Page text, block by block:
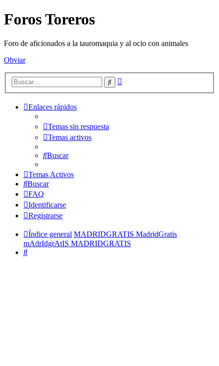
Foros Toreros
Foro de aficionados a la tauromaquia y al ocio con animales
Obviar
Buscar
Enlaces rápidos
Temas sin respuesta
Temas activos
Buscar
Temas Activos
Buscar
FAQ
Identificarse
Registrarse
Índice general MADRIDGRATIS MadridGratis
mAdrIdgrAtIS MADRIDGRATIS
Buscar